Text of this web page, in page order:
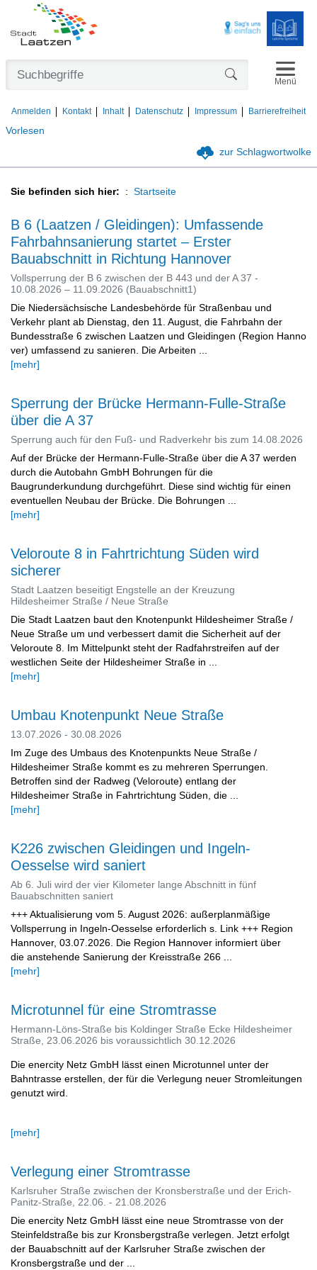
Vorlesen
Anmelden Kontakt Inhalt Datenschutz Impressum Barrierefreiheit
Menü
zur Schlagwortwolke
Sie befinden sich hier: Startseite
B 6 (Laatzen / Gleidingen): Umfassende
Fahrbahnsanierung startet – Erster
Bauabschnitt in Richtung Hannover
Vollsperrung der B 6 zwischen der B 443 und der A 37 -
10.08.2026 – 11.09.2026 (Bauabschnitt1)
Die Niedersächsische Landesbehörde für Straßenbau und
Verkehr plant ab Dienstag, den 11. August, die Fahrbahn der
Bundesstraße 6 zwischen Laatzen und Gleidingen (Region Hanno
ver) umfassend zu sanieren. Die Arbeiten ...
[mehr]
Sperrung der Brücke Hermann-Fulle-Straße
über die A 37
Sperrung auch für den Fuß- und Radverkehr bis zum 14.08.2026
Auf der Brücke der Hermann-Fulle-Straße über die A 37 werden
durch die Autobahn GmbH Bohrungen für die
Baugrunderkundung durchgeführt. Diese sind wichtig für einen
eventuellen Neubau der Brücke. Die Bohrungen ...
[mehr]
Veloroute 8 in Fahrtrichtung Süden wird
sicherer
Stadt Laatzen beseitigt Engstelle an der Kreuzung
Hildesheimer Straße / Neue Straße
Die Stadt Laatzen baut den Knotenpunkt Hildesheimer Straße /
Neue Straße um und verbessert damit die Sicherheit auf der
Veloroute 8. Im Mittelpunkt steht der Radfahrstreifen auf der
westlichen Seite der Hildesheimer Straße in ...
[mehr]
Umbau Knotenpunkt Neue Straße
13.07.2026 - 30.08.2026
Im Zuge des Umbaus des Knotenpunkts Neue Straße /
Hildesheimer Straße kommt es zu mehreren Sperrungen.
Betroffen sind der Radweg (Veloroute) entlang der
Hildesheimer Straße in Fahrtrichtung Süden, die ...
[mehr]
K226 zwischen Gleidingen und Ingeln-
Oesselse wird saniert
Ab 6. Juli wird der vier Kilometer lange Abschnitt in fünf
Bauabschnitten saniert
+++ Aktualisierung vom 5. August 2026: außerplanmäßige
Vollsperrung in Ingeln-Oesselse erforderlich s. Link +++ Region
Hannover, 03.07.2026. Die Region Hannover informiert über
die anstehende Sanierung der Kreisstraße 266 ...
[mehr]
Microtunnel für eine Stromtrasse
Hermann-Löns-Straße bis Koldinger Straße Ecke Hildesheimer
Straße, 23.06.2026 bis voraussichtlich 30.12.2026
Die enercity Netz GmbH lässt einen Microtunnel unter der
Bahntrasse erstellen, der für die Verlegung neuer Stromleitungen
genutzt wird.
[mehr]
Verlegung einer Stromtrasse
Karlsruher Straße zwischen der Kronsberstraße und der Erich-
Panitz-Straße, 22.06. - 21.08.2026
Die enercity Netz GmbH lässt eine neue Stromtrasse von der
Steinfeldstraße bis zur Kronsbergstraße verlegen. Jetzt erfolgt
der Bauabschnitt auf der Karlsruher Straße zwischen der
Kronsbergstraße und der ...